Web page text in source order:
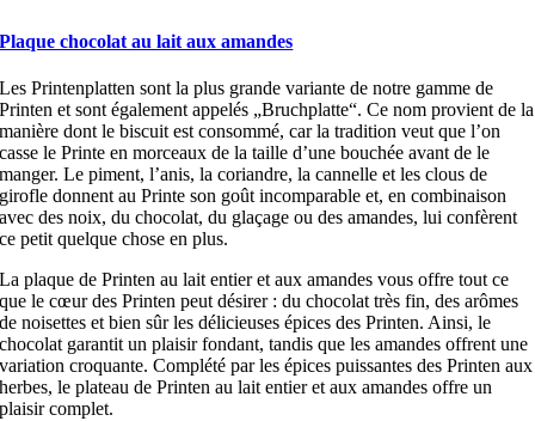
Plaque chocolat au lait aux amandes
Les Printenplatten sont la plus grande variante de notre gamme de
Printen et sont également appelés „Bruchplatte“. Ce nom provient de la
manière dont le biscuit est consommé, car la tradition veut que l’on
casse le Printe en morceaux de la taille d’une bouchée avant de le
manger. Le piment, l’anis, la coriandre, la cannelle et les clous de
girofle donnent au Printe son goût incomparable et, en combinaison
avec des noix, du chocolat, du glaçage ou des amandes, lui confèrent
ce petit quelque chose en plus.
La plaque de Printen au lait entier et aux amandes vous offre tout ce
que le cœur des Printen peut désirer : du chocolat très fin, des arômes
de noisettes et bien sûr les délicieuses épices des Printen. Ainsi, le
chocolat garantit un plaisir fondant, tandis que les amandes offrent une
variation croquante. Complété par les épices puissantes des Printen aux
herbes, le plateau de Printen au lait entier et aux amandes offre un
plaisir complet.